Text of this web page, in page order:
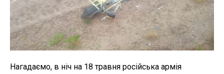
Нагадаємо, в ніч на 18 травня російська армія